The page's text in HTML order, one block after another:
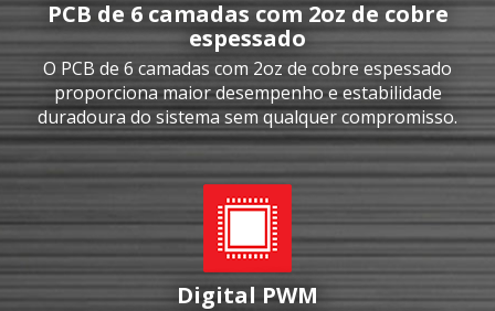
PCB de 6 camadas com 2oz de cobre
espessado
O PCB de 6 camadas com 2oz de cobre espessado
proporciona maior desempenho e estabilidade
duradoura do sistema sem qualquer compromisso.
Digital PWM